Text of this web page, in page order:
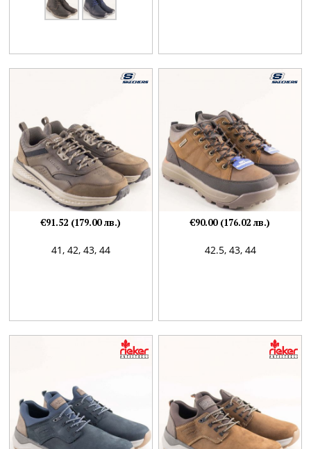
41, 42, 43, 44
€91.52 (179.00 лв.)
42.5, 43, 44
€90.00 (176.02 лв.)